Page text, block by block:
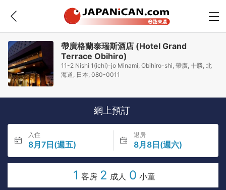
帶廣格蘭泰瑞斯酒店 (Hotel Grand
Terrace Obihiro)
11-2 Nishi 1(ichi)-jo Minami, Obihiro-shi, 帶廣, 十勝, 北
海道, 日本, 080-0011
網上預訂
入住
8月7日(週五)
退房
8月8日(週六)
1 客房 2 成人 0 小童